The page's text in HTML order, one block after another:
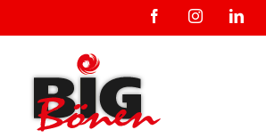
Inhalt
FacebookInstagram